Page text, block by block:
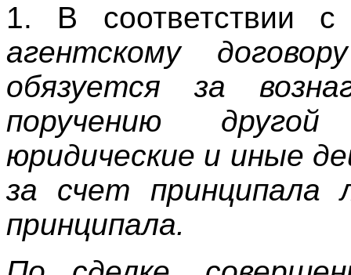
1. В
агентскому
обязуется за
поручению
юридические и иные
за счет
принципала.